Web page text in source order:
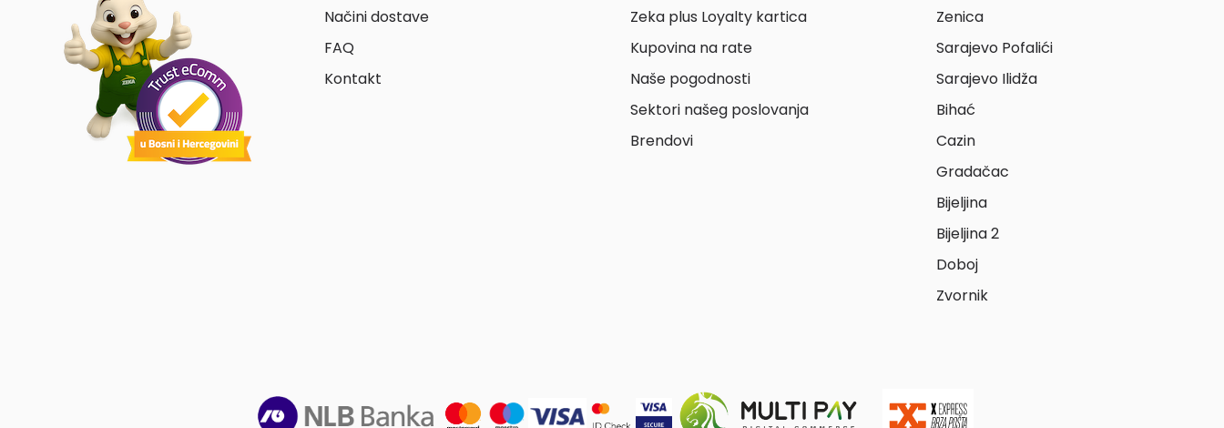
Načini dostave
FAQ
Kontakt
Zeka plus Loyalty kartica
Kupovina na rate
Naše pogodnosti
Sektori našeg poslovanja
Brendovi
Zenica
Sarajevo Pofalići
Sarajevo Ilidža
Bihać
Cazin
Gradačac
Bijeljina
Bijeljina 2
Doboj
Zvornik